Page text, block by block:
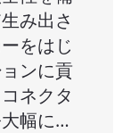
み出さ
をはじ
ンに貢
ネクタ
幅に…